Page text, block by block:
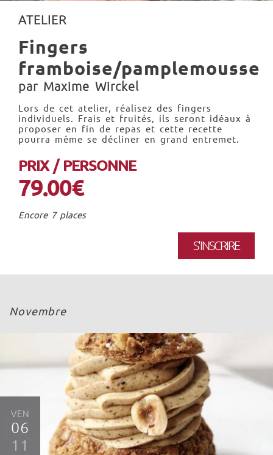
ATELIER
Fingers
framboise/pamplemousse
par Maxime Wirckel
Lors de cet atelier, réalisez des fingers
individuels. Frais et fruités, ils seront idéaux à
proposer en fin de repas et cette recette
pourra même se décliner en grand entremet.
PRIX / PERSONNE
79.00€
Encore 7 places
S'INSCRIRE
Novembre
VEN
06
11